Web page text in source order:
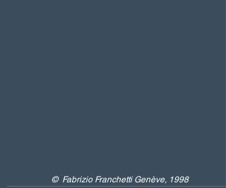
©  Fabrizio Franchetti Genève, 1998